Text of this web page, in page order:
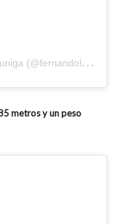
A
post shared by Fernando Lozada Zuniga (@fernandolozu)
metros y un peso